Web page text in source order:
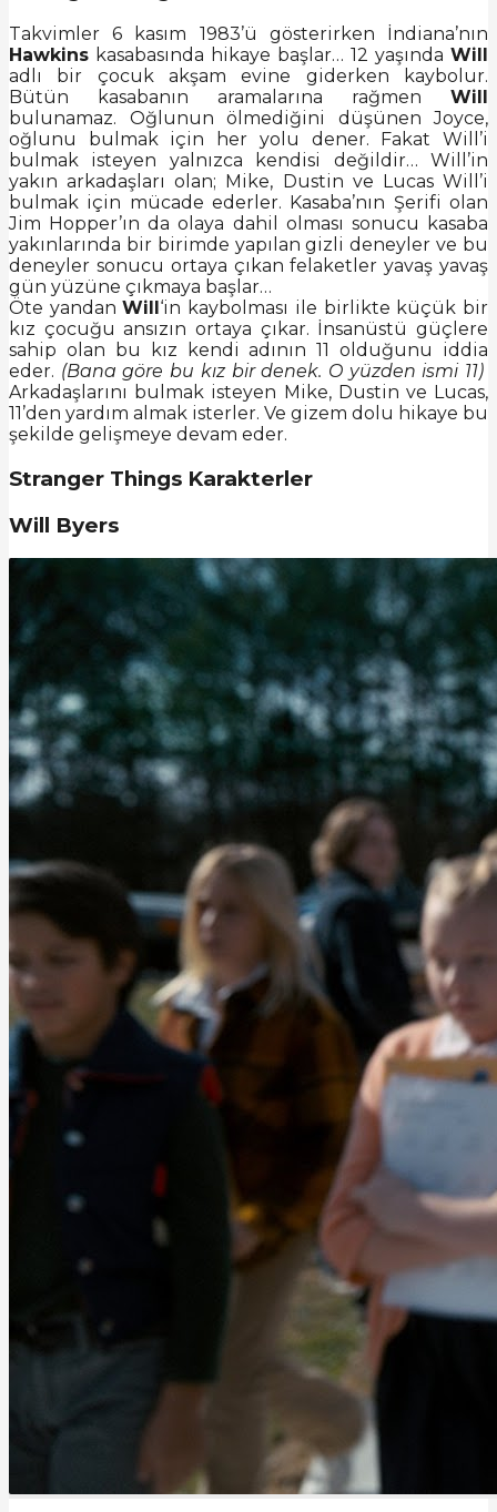
Takvimler 6 kasım 1983’ü gösterirken İndiana’nın
Hawkins kasabasında hikaye başlar… 12 yaşında Will
adlı bir çocuk akşam evine giderken kaybolur.
Bütün kasabanın aramalarına rağmen Will
bulunamaz. Oğlunun ölmediğini düşünen Joyce,
oğlunu bulmak için her yolu dener. Fakat Will’i
bulmak isteyen yalnızca kendisi değildir… Will’in
yakın arkadaşları olan; Mike, Dustin ve Lucas Will’i
bulmak için mücade ederler. Kasaba’nın Şerifi olan
Jim Hopper’ın da olaya dahil olması sonucu kasaba
yakınlarında bir birimde yapılan gizli deneyler ve bu
deneyler sonucu ortaya çıkan felaketler yavaş yavaş
gün yüzüne çıkmaya başlar…
Öte yandanWill‘in kaybolması ile birlikte küçük bir
kız çocuğu ansızın ortaya çıkar. İnsanüstü güçlere
sahip olan bu kız kendi adının 11 olduğunu iddia
eder. (Bana göre bu kız bir denek. O yüzden ismi 11)
Arkadaşlarını bulmak isteyen Mike, Dustin ve Lucas,
11’den yardım almak isterler. Ve gizem dolu hikaye bu
şekilde gelişmeye devam eder.
Stranger Things Karakterler
Will Byers